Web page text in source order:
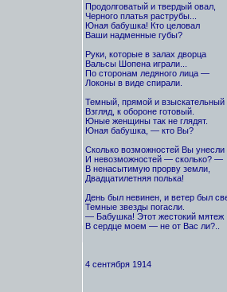
Продолговатый и твердый овал,
Черного платья раструбы...
Юная бабушка! Кто целовал
Ваши надменные губы?
Руки, которые в залах дворца
Вальсы Шопена играли...
По сторонам ледяного лица —
Локоны в виде спирали.
Темный, прямой и взыскательный
Взгляд, к обороне готовый.
Юные женщины так не глядят.
Юная бабушка, — кто Вы?
Сколько возможностей Вы унесли
И невозможностей — сколько? —
В ненасытимую прорву земли,
Двадцатилетняя полька!
День был невинен, и ветер был
Темные звезды погасли.
— Бабушка! Этот жестокий мятеж
В сердце моем — не от Вас ли?..
4 сентября 1914